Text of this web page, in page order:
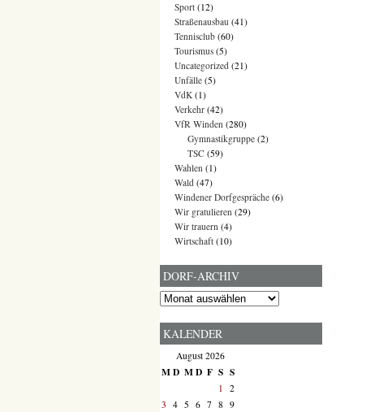
Sport (12)
Straßenausbau (41)
Tennisclub (60)
Tourismus (5)
Uncategorized (21)
Unfälle (5)
VdK (1)
Verkehr (42)
VfR Winden (280)
Gymnastikgruppe (2)
TSC (59)
Wahlen (1)
Wald (47)
Windener Dorfgespräche (6)
Wir gratulieren (29)
Wir trauern (4)
Wirtschaft (10)
DORF-ARCHIV
Dorf-
KALENDER
August 2026
MD MD F S S
1 2
3 4 5 6 7 8 9